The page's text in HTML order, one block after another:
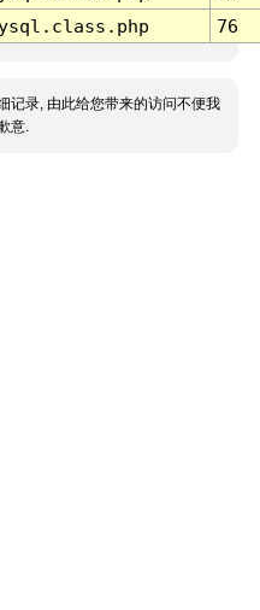
76
记录, 由此给您带来的访问不便我
意.